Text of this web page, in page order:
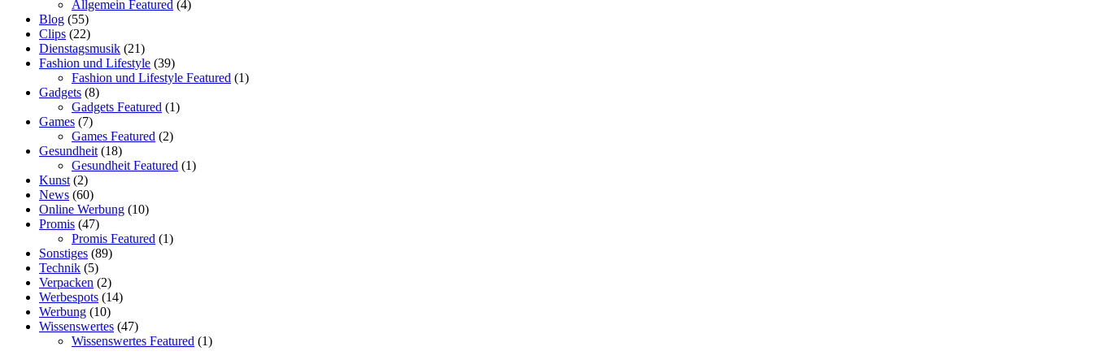
Allgemein Featured (4)
Blog (55)
Clips (22)
Dienstagsmusik (21)
Fashion und Lifestyle (39)
Fashion und Lifestyle Featured (1)
Gadgets (8)
Gadgets Featured (1)
Games (7)
Games Featured (2)
Gesundheit(18)
Gesundheit Featured (1)
Kunst(2)
News (60)
Online Werbung (10)
Promis (47)
Promis Featured (1)
Sonstiges (89)
Technik (5)
Verpacken (2)
Werbespots (14)
Werbung (10)
Wissenswertes (47)
Wissenswertes Featured (1)